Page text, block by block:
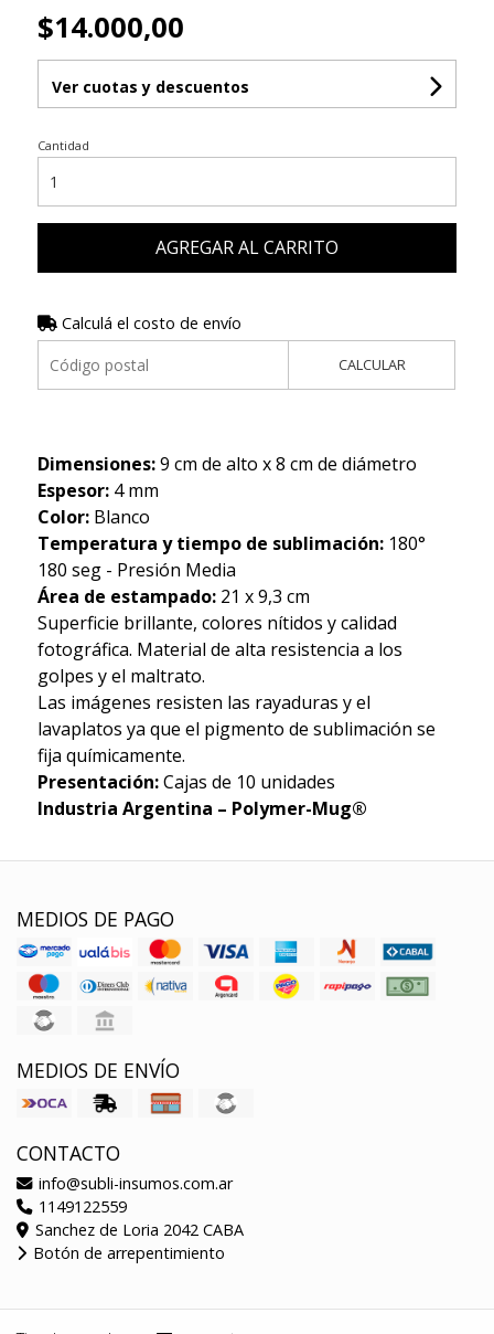
$14.000,00
Ver cuotas y descuentos
Cantidad
AGREGAR AL CARRITO
Calculá el costo de envío
CALCULAR
Dimensiones:9 cm de alto x 8 cm de diámetro
Espesor:4 mm
Color:Blanco
Temperatura y tiempo de sublimación: 180°
180 seg - Presión Media
Área de estampado: 21 x 9,3 cm
Superficie brillante, colores nítidos y calidad
fotográfica. Material de alta resistencia a los
golpes y el maltrato.
Las imágenes resisten las rayaduras y el
lavaplatos ya que el pigmento de sublimación se
fija químicamente.
Presentación:Cajas de 10 unidades
Industria Argentina – Polymer-Mug®
MEDIOS DE PAGO
MEDIOS DE ENVÍO
CONTACTO
info@subli-insumos.com.ar
1149122559
Sanchez de Loria 2042 CABA
Botón de arrepentimiento